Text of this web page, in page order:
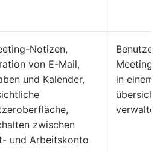
Notizen,
von E-Mail,
und Kalender,
zwischen
und Arbeitskonto
Benutzer,
Meetings
in einem